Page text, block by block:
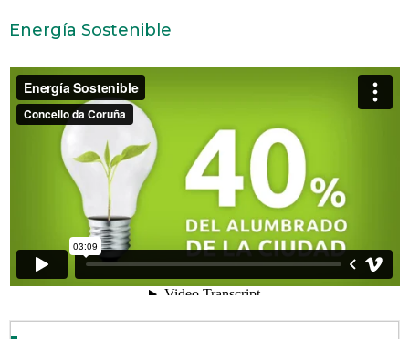
Energía Sostenible